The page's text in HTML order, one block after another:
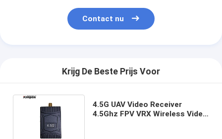
Contact nu
Krijg De Beste Prijs Voor
4.5G UAV Video Receiver
4.5Ghz FPV VRX Wireless Video